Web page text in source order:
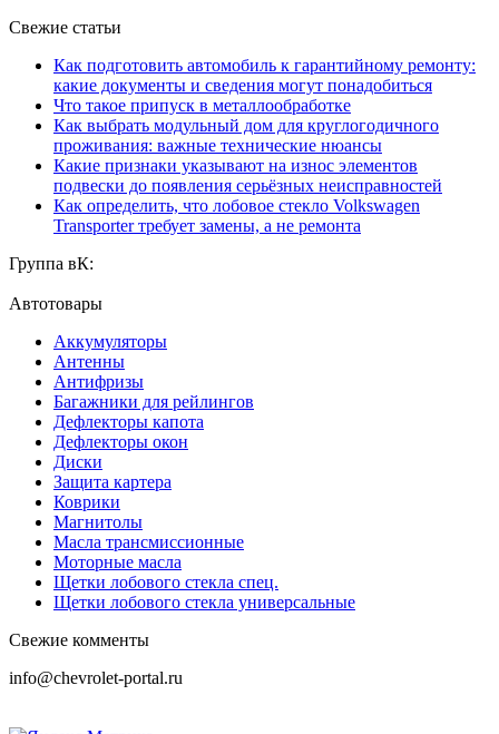
Свежие статьи
Как подготовить автомобиль к гарантийному ремонту:
какие документы и сведения могут понадобиться
Что такое припуск в металлообработке
Как выбрать модульный дом для круглогодичного
проживания: важные технические нюансы
Какие признаки указывают на износ элементов
подвески до появления серьёзных неисправностей
Как определить, что лобовое стекло Volkswagen
Transporter требует замены, а не ремонта
Группа вК:
Автотовары
Аккумуляторы
Антенны
Антифризы
Багажники для рейлингов
Дефлекторы капота
Дефлекторы окон
Диски
Защита картера
Коврики
Магнитолы
Масла трансмиссионные
Моторные масла
Щетки лобового стекла спец.
Щетки лобового стекла универсальные
Свежие комменты
info@chevrolet-portal.ru